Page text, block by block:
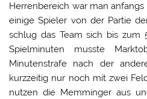
Herrenbereich war man
einige Spieler von der Partie
schlug das Team sich bis zum
Spielminuten musste
Minutenstrafe nach der
kurzzeitig nur noch mit zwei
nutzen die Memminger aus